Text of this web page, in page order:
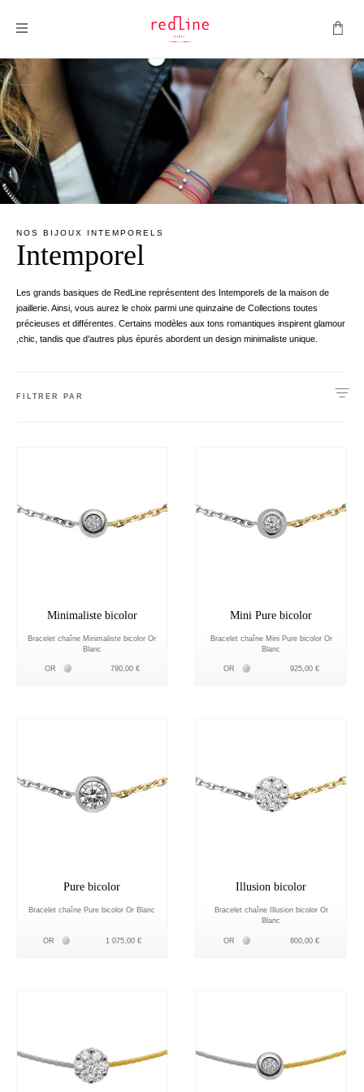
NOS BIJOUX INTEMPORELS
Intemporel
Les grands basiques de RedLine représentent des Intemporels de la maison de
joaillerie. Ainsi, vous aurez le choix parmi une quinzaine de Collections toutes
précieuses et différentes. Certains modèles aux tons romantiques inspirent glamour
,chic, tandis que d’autres plus épurés abordent un design minimaliste unique.
FILTRER PAR
Minimaliste bicolor
Bracelet chaîne Minimaliste bicolor Or
Blanc
OR Белое золото 18К
790,00 €
Mini Pure bicolor
Bracelet chaîne Mini Pure bicolor Or
Blanc
OR Белое золото 18К
925,00 €
Pure bicolor
Bracelet chaîne Pure bicolor Or Blanc
OR Белое золото 18К
1 075,00 €
Illusion bicolor
Bracelet chaîne Illusion bicolor Or
Blanc
OR Белое золото 18К
800,00 €